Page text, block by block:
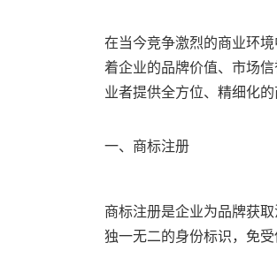
在当今竞争激烈的商业环
着企业的品牌价值、市场
业者提供全方位、精细化
一、商标注册
商标注册是企业为品牌获
独一无二的身份标识，免受